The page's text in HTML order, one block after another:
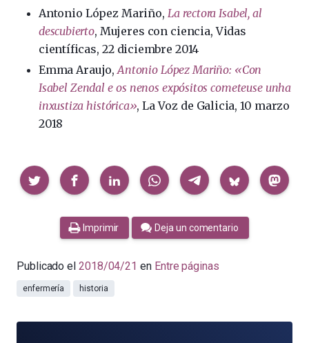
Antonio López Mariño, La rectora Isabel, al
descubierto, Mujeres con ciencia, Vidas
científicas, 22 diciembre 2014
Emma Araujo,Antonio López Mariño: «Con
Isabel Zendal e os nenos expósitos cometeuse unha
inxustiza histórica», La Voz de Galicia, 10 marzo
2018
Compartir
Imprimir Deja un comentario
Publicado el 2018/04/21 en Entre páginas
enfermería historia